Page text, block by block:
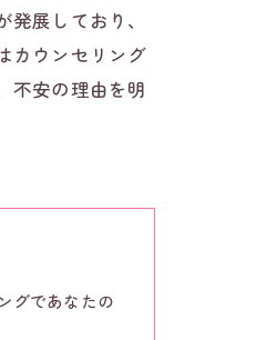
展しており、
カウンセリング
不安の理由を明
グであなたの